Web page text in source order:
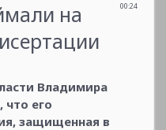
00:24
на
Владимира
что его
защищенная в